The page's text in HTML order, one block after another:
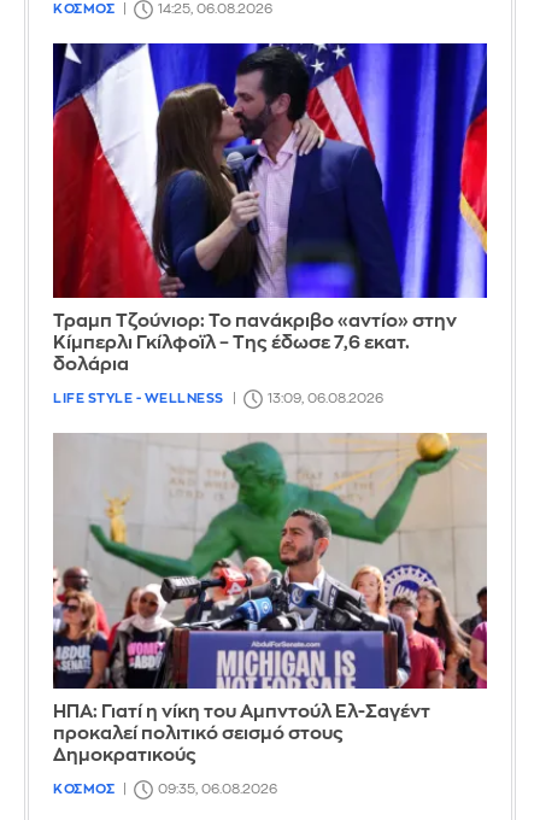
ΚΟΣΜΟΣ 14:25, 06.08.2026
Τραμπ Τζούνιορ: Το πανάκριβο «αντίο» στην
Κίμπερλι Γκίλφοϊλ – Της έδωσε 7,6 εκατ.
δολάρια
LIFE STYLE - WELLNESS 13:09, 06.08.2026
ΗΠΑ: Γιατί η νίκη του Αμπντούλ Ελ-Σαγέντ
προκαλεί πολιτικό σεισμό στους
Δημοκρατικούς
ΚΟΣΜΟΣ 09:35, 06.08.2026